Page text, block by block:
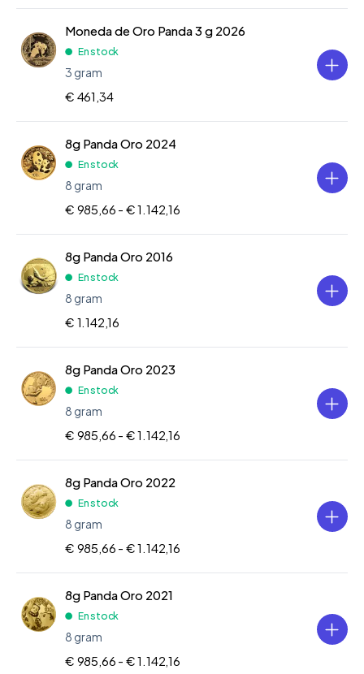
Moneda de Oro Panda 3 g 2026
En stock
3 gram
€ 461,34
8g Panda Oro 2024
En stock
8 gram
€ 985,66 - € 1.142,16
8g Panda Oro 2016
En stock
8 gram
€ 1.142,16
8g Panda Oro 2023
En stock
8 gram
€ 985,66 - € 1.142,16
8g Panda Oro 2022
En stock
8 gram
€ 985,66 - € 1.142,16
8g Panda Oro 2021
En stock
8 gram
€ 985,66 - € 1.142,16